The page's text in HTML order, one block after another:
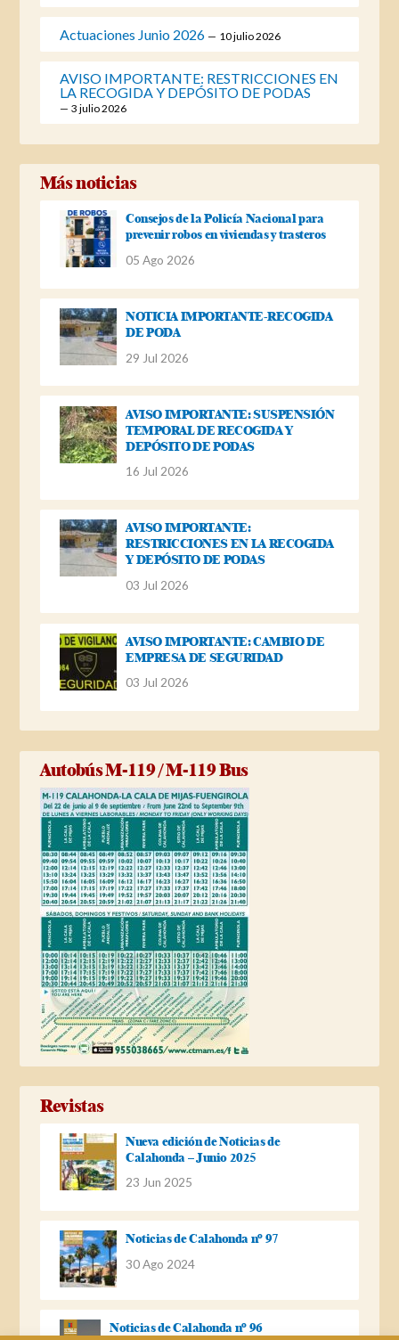
Actuaciones Junio 2026 10 julio 2026
AVISO IMPORTANTE: RESTRICCIONES EN
LA RECOGIDA Y DEPÓSITO DE PODAS
3 julio 2026
Más noticias
Consejos de la Policía Nacional para
prevenir robos en viviendas y trasteros
05 Ago 2026
NOTICIA IMPORTANTE-RECOGIDA
DE PODA
29 Jul 2026
AVISO IMPORTANTE: SUSPENSIÓN
TEMPORAL DE RECOGIDA Y
DEPÓSITO DE PODAS
16 Jul 2026
AVISO IMPORTANTE:
RESTRICCIONES EN LA RECOGIDA
Y DEPÓSITO DE PODAS
03 Jul 2026
AVISO IMPORTANTE: CAMBIO DE
EMPRESA DE SEGURIDAD
03 Jul 2026
Autobús M-119 / M-119 Bus
Revistas
Nueva edición de Noticias de
Calahonda – Junio 2025
23 Jun 2025
Noticias de Calahonda nº 97
30 Ago 2024
Noticias de Calahonda nº 96